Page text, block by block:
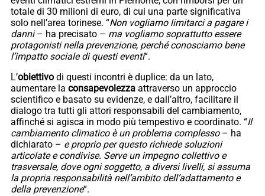
totale di 30 milioni di euro, di cui una parte significativa
solo nell’area torinese. “Non vogliamo limitarci a pagare i
danni– ha precisato – ma vogliamo soprattutto essere
protagonisti nella prevenzione, perché conosciamo bene
l’impatto sociale di questi eventi“.
L’obiettivo di questi incontri è duplice: da un lato,
aumentare la consapevolezza attraverso un approccio
scientifico e basato su evidenze, e dall’altro, facilitare il
dialogo tra tutti gli attori responsabili del cambiamento,
affinché si agisca in modo più tempestivo e coordinato. “Il
cambiamento climatico è un problema complesso– ha
dichiarato – e proprio per questo richiede soluzioni
articolate e condivise. Serve un impegno collettivo e
trasversale, dove ogni soggetto, a diversi livelli, si assuma
la propria responsabilità nell’ambito dell’adattamento e
della prevenzione“.